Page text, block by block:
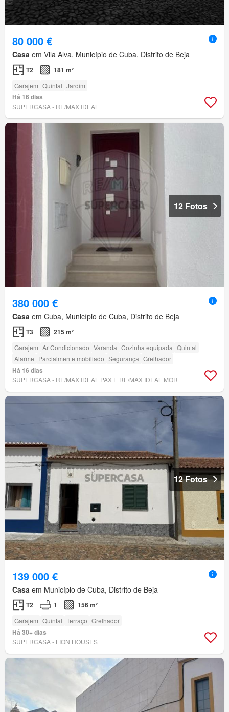
80 000 €
Casa em Vila Alva, Município de Cuba, Distrito de Beja
T2 181 m²
Garajem Quintal Jardim
Há 16 dias
SUPERCASA - RE/MAX IDEAL
12 Fotos
380 000 €
Casa em Cuba, Município de Cuba, Distrito de Beja
T3 215 m²
Garajem Ar Condicionado Varanda Cozinha equipada Quintal
Alarme Parcialmente mobiliado Segurança Grelhador
Há 16 dias
SUPERCASA - RE/MAX IDEAL PAX E RE/MAX IDEAL MOR
12 Fotos
139 000 €
Casa em Município de Cuba, Distrito de Beja
T2 1 156 m²
Garajem Quintal Terraço Grelhador
Há 30+ dias
SUPERCASA - LION HOUSES